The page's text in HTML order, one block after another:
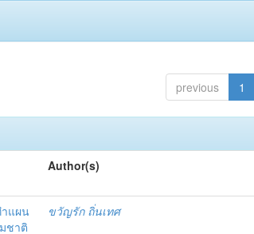
previous 1
Author(s)
แผน
ชาติ
ขวัญรัก ถิ่นเทศ